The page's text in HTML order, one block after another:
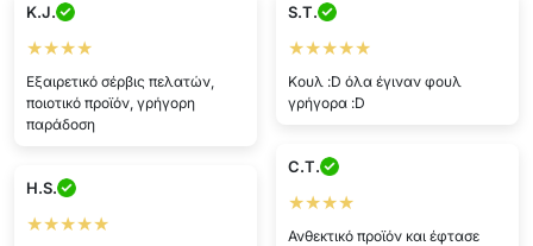
K.J.
★★★★
Εξαιρετικό σέρβις πελατών,
ποιοτικό προϊόν, γρήγορη
παράδοση
S.T.
★★★★★
Κουλ :D όλα έγιναν φουλ
γρήγορα :D
C.T.
★★★★
Ανθεκτικό προϊόν και έφτασε
H.S.
★★★★★